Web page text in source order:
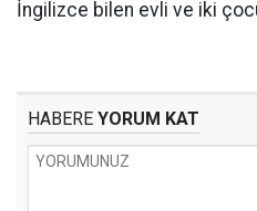
İngilizce bilen evli ve iki
HABERE YORUM KAT